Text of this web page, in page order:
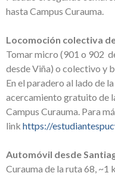
hasta Campus Curauma.
Locomoción colectiva
Tomar micro (901 o 902
desde Viña) o colectivo y
En el paradero al lado de
acercamiento gratuito de
Campus Curauma. Para
link https://
Automóvil desde
Curauma de la ruta 68, ~1